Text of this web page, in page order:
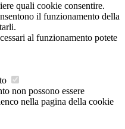
quali cookie consentire.
il funzionamento della
al funzionamento potete
non possono essere
nella pagina della cookie